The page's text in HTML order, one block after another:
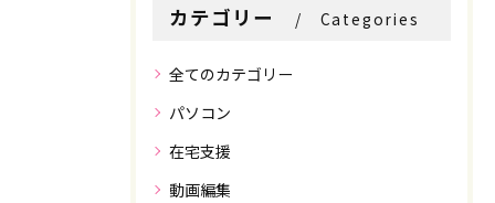
カテゴリー Categories
全てのカテゴリー
パソコン
在宅支援
動画編集